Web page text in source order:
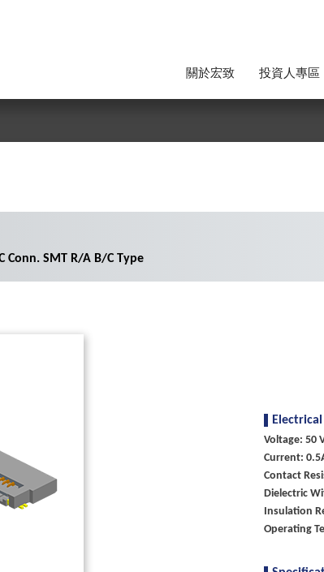
關於宏致 投資人專區
Conn. SMT R/A B/C Type
Electrical
Voltage: 50
Current:
Contact
Dielectric
Insulation
Operating